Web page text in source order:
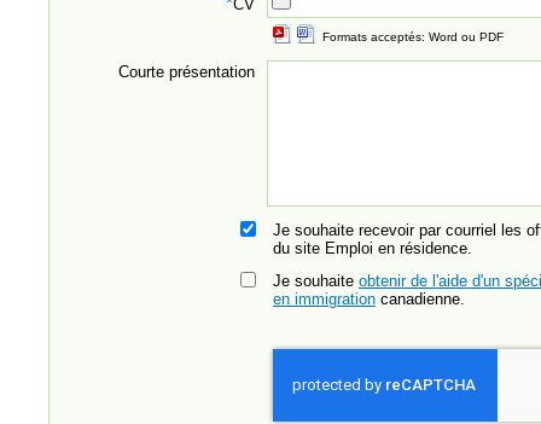
CV
Formats acceptés: Word ou PDF
Courte présentation
Je souhaite recevoir par courriel les
du site Emploi en résidence.
Je souhaite obtenir de l'aide d'un
en immigration canadienne.